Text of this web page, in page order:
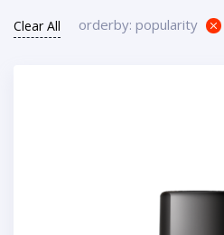
Clear All orderby: popularity